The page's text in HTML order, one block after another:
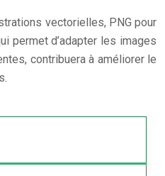
vectorielles, PNG pour
permet d’adapter les images
contribuera à améliorer le